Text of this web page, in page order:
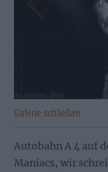
Galerie schließen
Autobahn A 4 auf
Maniacs, wir